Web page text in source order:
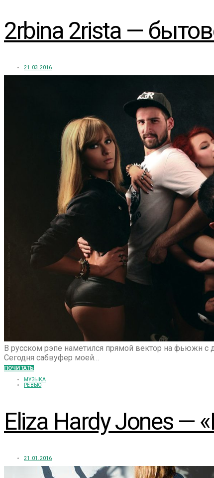
2rbina 2rista —
21.03.2016
В русском рэпе наметился прямой вектор на фьюжн с
Сегодня сабвуфер моей…
ПОЧИТАТЬ
МУЗЫКА
РЕВЬЮ
Eliza Hardy Jones —
21.01.2016